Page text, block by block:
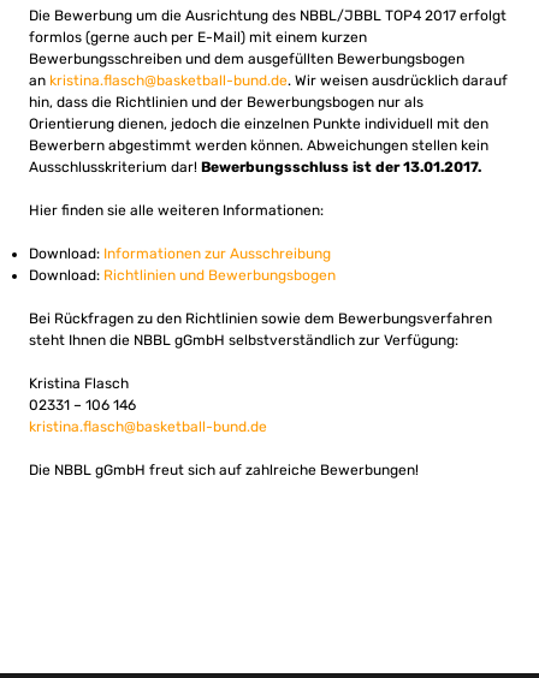
Die Bewerbung um die Ausrichtung des NBBL/JBBL TOP4 2017 erfolgt
formlos (gerne auch per E-Mail) mit einem kurzen
Bewerbungsschreiben und dem ausgefüllten Bewerbungsbogen
an kristina.flasch@basketball-bund.de. Wir weisen ausdrücklich darauf
hin, dass die Richtlinien und der Bewerbungsbogen nur als
Orientierung dienen, jedoch die einzelnen Punkte individuell mit den
Bewerbern abgestimmt werden können. Abweichungen stellen kein
Ausschlusskriterium dar! Bewerbungsschluss ist der 13.01.2017.
Hier finden sie alle weiteren Informationen:
Download: Informationen zur Ausschreibung
Download: Richtlinien und Bewerbungsbogen
Bei Rückfragen zu den Richtlinien sowie dem Bewerbungsverfahren
steht Ihnen die NBBL gGmbH selbstverständlich zur Verfügung:
Kristina Flasch
02331 – 106 146
kristina.flasch@basketball-bund.de
Die NBBL gGmbH freut sich auf zahlreiche Bewerbungen!